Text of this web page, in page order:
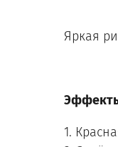
Яркая
1.